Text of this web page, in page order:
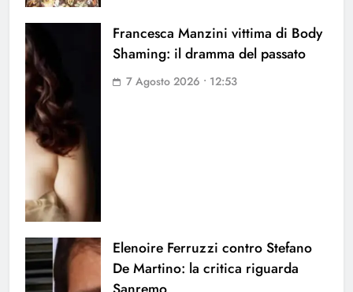
Francesca Manzini vittima di Body
Shaming: il dramma del passato
7 Agosto 2026 • 12:53
Elenoire Ferruzzi contro Stefano
De Martino: la critica riguarda